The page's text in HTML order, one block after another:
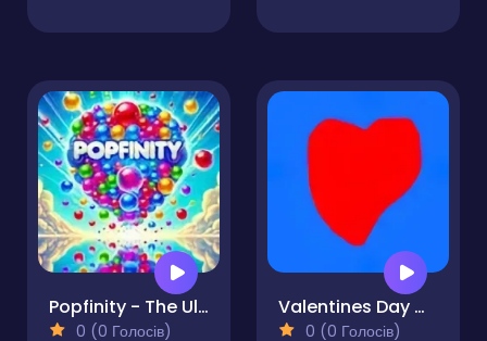
Popfinity - The Ultimate Bubble Popping Game
0 (0 Голосів)
Valentines Day Clicker
0 (0 Голосів)